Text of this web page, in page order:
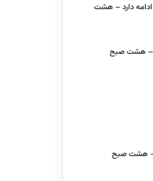
ادامه دارد – هشت
– هشت صبح
– هشت صبح